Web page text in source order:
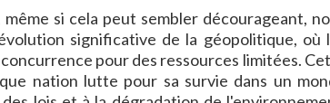
si cela peut sembler décourageant,
significative de la géopolitique, où
pour des ressources limitées.
nation lutte pour sa survie dans un